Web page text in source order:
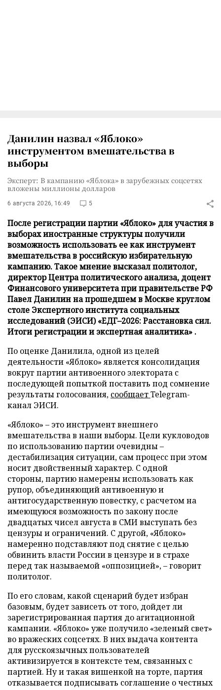
Данилин назвал «Яблоко»
инструментом вмешательства в
выборы
Эксперт: В кампанию «Яблока» в зарубежных соцсетях
вложены миллионы долларов
6 августа 2026, 16:49 5
После регистрации партии «Яблоко» для участия в
выборах иностранные структуры получили
возможность использовать ее как инструмент
вмешательства в российскую избирательную
кампанию. Такое мнение высказал политолог,
директор Центра политического анализа, доцент
Финансового университета при правительстве РФ
Павел Данилин на прошедшем в Москве круглом
столе Экспертного института социальных
исследований (ЭИСИ) «ЕДГ–2026: Расстановка сил.
Итоги регистрации и экспертная аналитика» .
По оценке Данилила, одной из целей
деятельности «Яблоко» является консолидация
вокруг партии антивоенного электората с
последующей попыткой поставить под сомнение
результаты голосования, сообщаетTelegram-
канал ЭИСИ.
«Яблоко» – это инструмент внешнего
вмешательства в наши выборы. Цели кукловодов
по использованию партии очевидны –
дестабилизация ситуации, сам процесс при этом
носит двойственный характер. С одной
стороны, партию намерены использовать как
рупор, объединяющий антивоенную и
антигосударственную повестку, с расчетом на
имеющуюся возможность по закону после
двадцатых чисел августа в СМИ выступать без
цензуры и ограничений. С другой, «Яблоко»
намеренно подставляют под снятие с целью
обвинить власти России в цензуре и в страхе
перед так называемой «оппозицией», – говорит
политолог.
По его словам, какой сценарий будет избран
базовым, будет зависеть от того, дойдет ли
зарегистрированная партия до агитационной
кампании. «Яблоко» уже получило «зеленый свет»
во вражеских соцсетях. В них выдача контента
для русскоязычных пользователей
активизируется в контексте тем, связанных с
партией. Ну и такая вишенкой на торте, партия
отказывается подписывать соглашение о честных